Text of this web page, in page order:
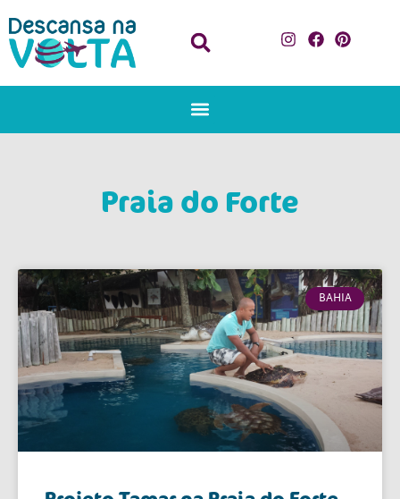
Praia do Forte
BAHIA